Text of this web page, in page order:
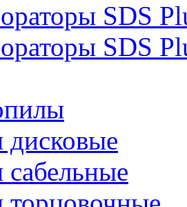
SDS
SDS